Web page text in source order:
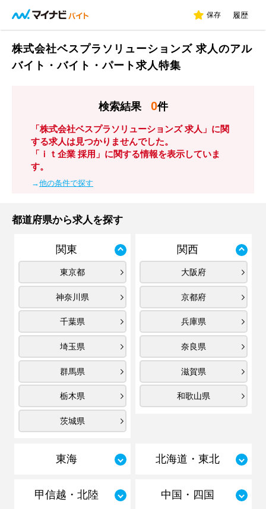
保存 履歴
株式会社ベスプラソリューションズ 求人のアル
バイト・バイト・パート求人特集
検索結果 0件
「株式会社ベスプラソリューションズ 求人」に関
する求人は見つかりませんでした。
「ｉｔ企業 採用」に関する情報を表示していま
す。
→他の条件で探す
都道府県から求人を探す
関東
東京都
神奈川県
千葉県
埼玉県
群馬県
栃木県
茨城県
関西
大阪府
京都府
兵庫県
奈良県
滋賀県
和歌山県
東海 北海道・東北
甲信越・北陸 中国・四国